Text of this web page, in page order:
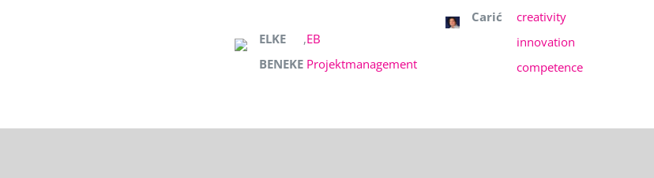
ELKE
BENEKE
,EB
Projektmanagement
Carić
creativity
innovation
competence